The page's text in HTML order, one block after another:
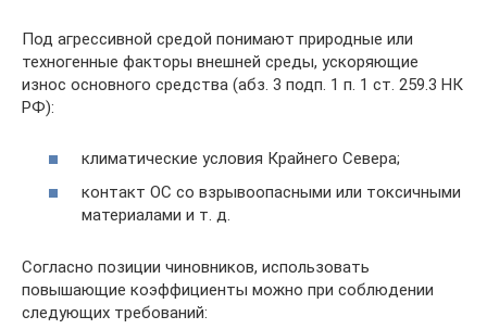
Под агрессивной средой понимают природные или
техногенные факторы внешней среды, ускоряющие
износ основного средства (абз. 3 подп. 1 п. 1 ст. 259.3 НК
РФ):
климатические условия Крайнего Севера;
контакт ОС со взрывоопасными или токсичными
материалами и т. д.
Согласно позиции чиновников, использовать
повышающие коэффициенты можно при соблюдении
следующих требований: